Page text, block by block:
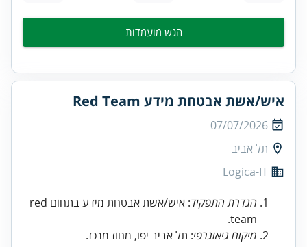
הגש מועמדות
איש/אשת אבטחת מידע Red Team
07/07/2026
תל אביב
Logica-IT
הגדרת התפקיד
: איש/אשת אבטחת מידע בתחום red
team.
מיקום גיאוגרפי: תל אביב יפו, מחוז מרכז.